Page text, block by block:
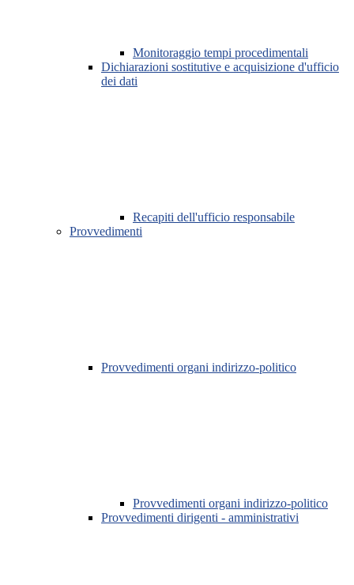
Monitoraggio tempi procedimentali
Dichiarazioni sostitutive e acquisizione d'ufficio
dei dati
Recapiti dell'ufficio responsabile
Provvedimenti
Provvedimenti organi indirizzo-politico
Provvedimenti organi indirizzo-politico
Provvedimenti dirigenti - amministrativi